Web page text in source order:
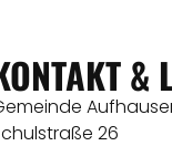
&
26